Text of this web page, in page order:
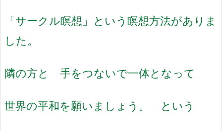
「サークル瞑想」という瞑想方法がありま
した。
隣の方と 手をつないで一体となって
世界の平和を願いましょう。 という